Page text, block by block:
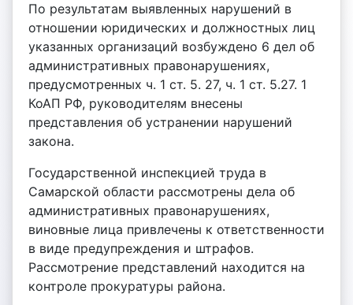
По результатам выявленных нарушений в
отношении юридических и должностных лиц
указанных организаций возбуждено 6 дел об
административных правонарушениях,
предусмотренных ч. 1 ст. 5. 27, ч. 1 ст. 5.27. 1
КоАП РФ, руководителям внесены
представления об устранении нарушений
закона.
Государственной инспекцией труда в
Самарской области рассмотрены дела об
административных правонарушениях,
виновные лица привлечены к ответственности
в виде предупреждения и штрафов.
Рассмотрение представлений находится на
контроле прокуратуры района.